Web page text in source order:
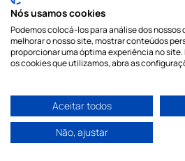
É proibido a reprodução do conteudo desta
comunicação,eletronico ou impresso, sem
Mania
Nós usamos cookies
Podemos colocá-los para análise dos nossos
melhorar o nosso site, mostrar conteúdos
proporcionar uma óptima experiência no
os cookies que utilizamos, abra as
Aceitar todos
Não, ajustar